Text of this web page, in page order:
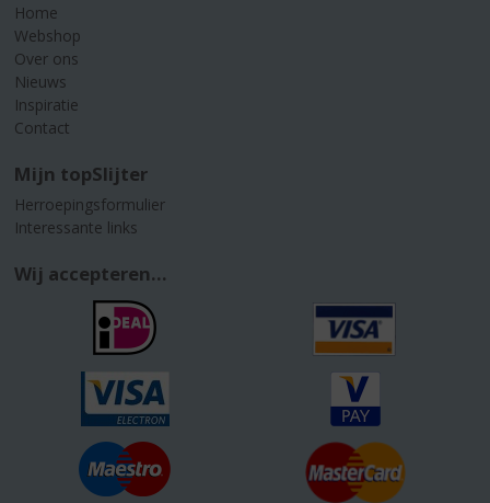
Home
Webshop
Over ons
Nieuws
Inspiratie
Contact
Mijn topSlijter
Herroepingsformulier
Interessante links
Wij accepteren...